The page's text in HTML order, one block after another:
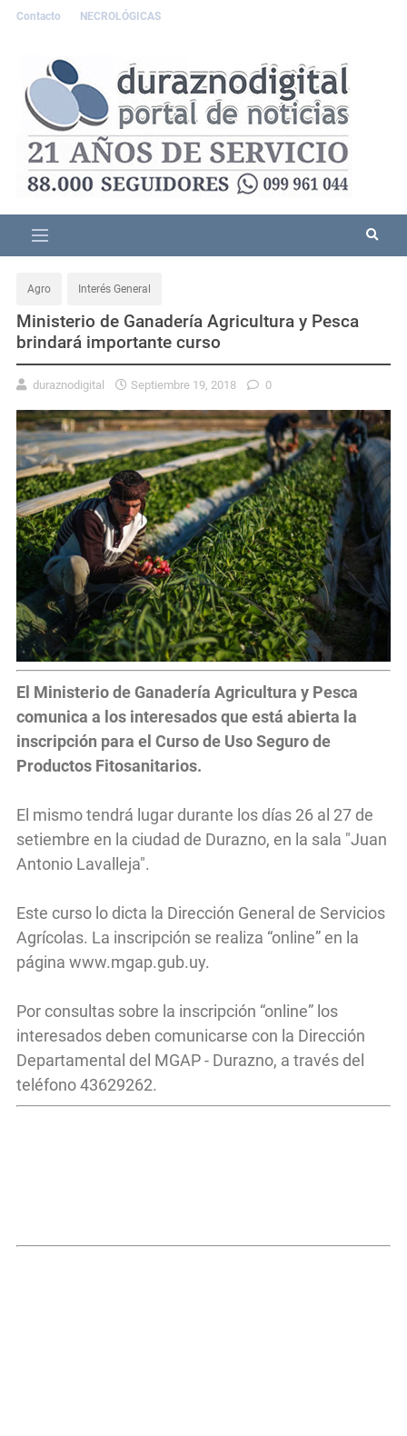
Contacto NECROLÓGICAS
Agro Interés General
Ministerio de Ganadería Agricultura y Pesca
brindará importante curso
duraznodigital Septiembre 19, 2018 0
El Ministerio de Ganadería Agricultura y Pesca
comunica a los interesados que está abierta la
inscripción para el Curso de Uso Seguro de
Productos Fitosanitarios.
El mismo tendrá lugar durante los días 26 al 27 de
setiembre en la ciudad de Durazno, en la sala "Juan
Antonio Lavalleja".
Este curso lo dicta la Dirección General de Servicios
Agrícolas. La inscripción se realiza “online” en la
página www.mgap.gub.uy.
Por consultas sobre la inscripción “online” los
interesados deben comunicarse con la Dirección
Departamental del MGAP - Durazno, a través del
teléfono 43629262.